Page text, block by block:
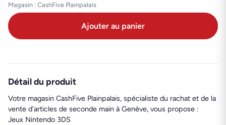
Magasin : CashFive Plainpalais
Ajouter au panier
Détail du produit
Votre magasin CashFive Plainpalais, spécialiste du rachat et de la
vente d’articles de seconde main à Genève, vous propose :
Jeux Nintendo 3DS